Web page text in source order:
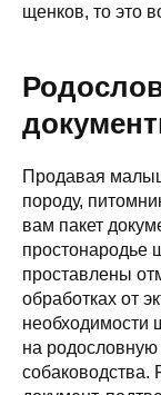
щенков, то это
Продавая
породу,
вам пакет
простонародье
проставлены
обработках от
необходимости
на
собаководства.